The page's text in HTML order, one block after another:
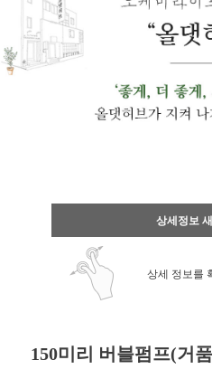
상세정보
상세 정보를
150미리 버블펌프(거